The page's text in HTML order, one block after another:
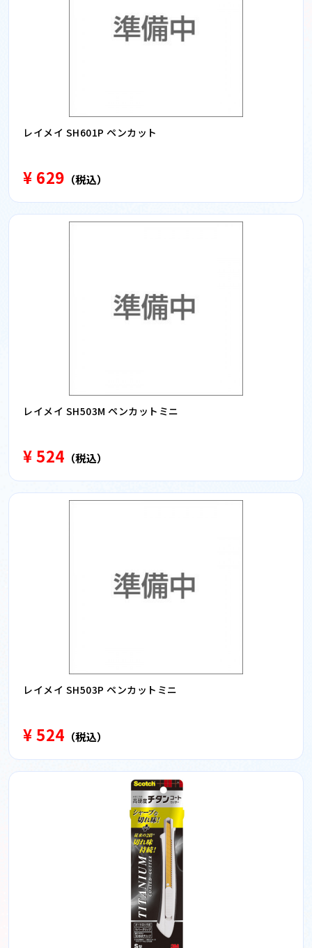
レイメイ SH601P ペンカット
¥ 629 （税込）
レイメイ SH503M ペンカットミニ
¥ 524 （税込）
レイメイ SH503P ペンカットミニ
¥ 524 （税込）